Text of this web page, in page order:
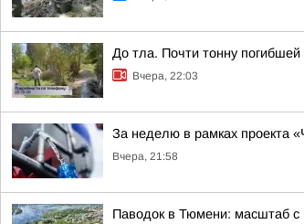
До тла. Почти тонну
Вчера, 22:03
За неделю в рамках проекта
Вчера, 21:58
Паводок в Тюмени: масштаб с